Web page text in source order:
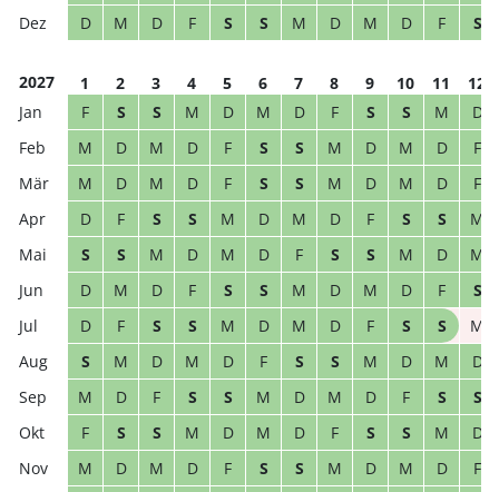
D
M D F S S M D M D F S
2027 1 2 3 4 5 6 7 8 9 10 11
12
F
S S M D M D F S S M
D
M
D M D F S S M D M D
F
M
D M D F S S M D M D
F
D
F S S M D M D F S S
M
S
S M D M D F S S M D
M
D
M D F S S M D M D F
S
D
F S S M D M D F S S
M
S
M D M D F S S M D M
D
M
D F S S M D M D F S
S
F
S S M D M D F S S M
D
M
D M D F S S M D M D
F